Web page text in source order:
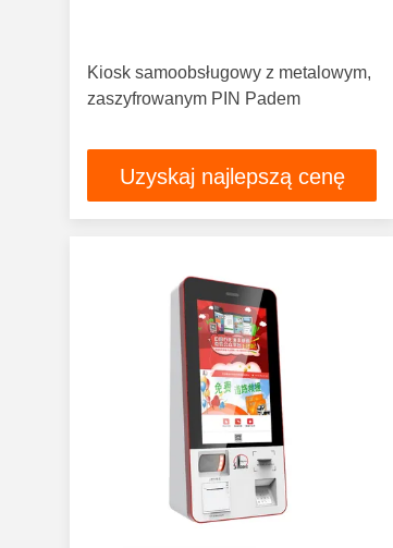
Kiosk samoobsługowy z metalowym,
zaszyfrowanym PIN Padem
Uzyskaj najlepszą cenę